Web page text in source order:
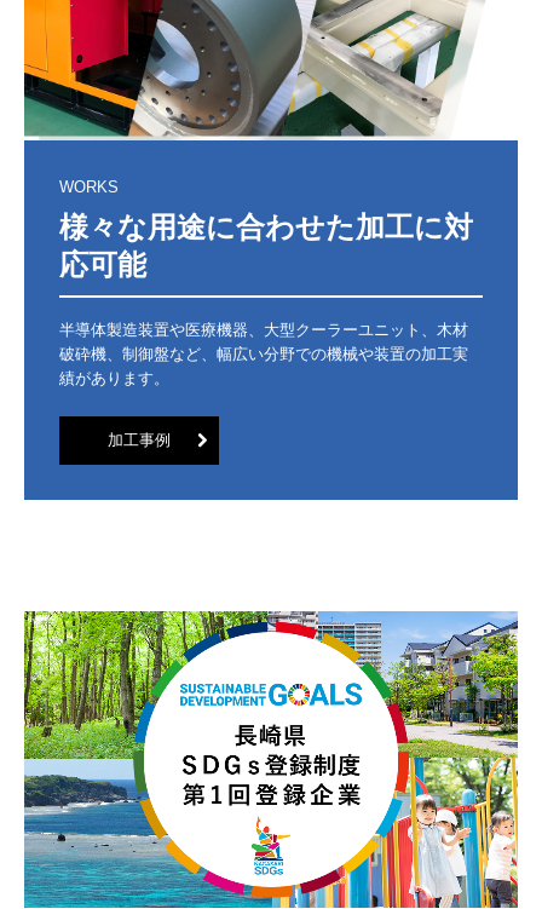
WORKS
様々な用途に合わせた加工に対
応可能
半導体製造装置や医療機器、大型クーラーユニット、木材
破砕機、制御盤など、幅広い分野での機械や装置の加工実
績があります。
加工事例